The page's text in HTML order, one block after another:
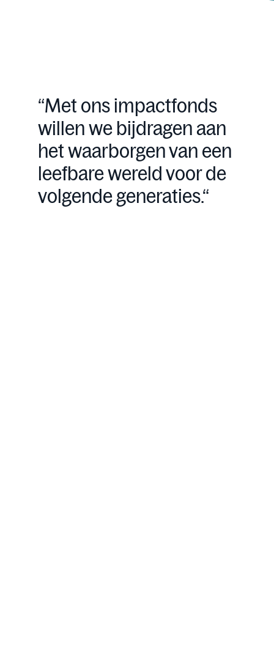
“Met ons impactfonds
willen we bijdragen aan
het waarborgen van een
leefbare wereld voor de
volgende generaties.“